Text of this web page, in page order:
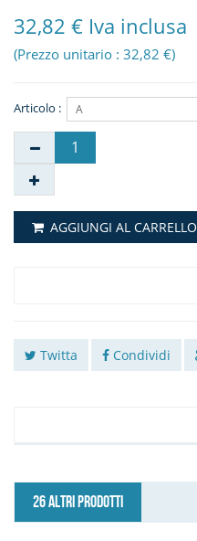
32,82 € Iva inclusa
(Prezzo unitario : 32,82 €)
Articolo : A
AGGIUNGI AL CARRELLO
Twitta Condividi
26 ALTRI PRODOTTI